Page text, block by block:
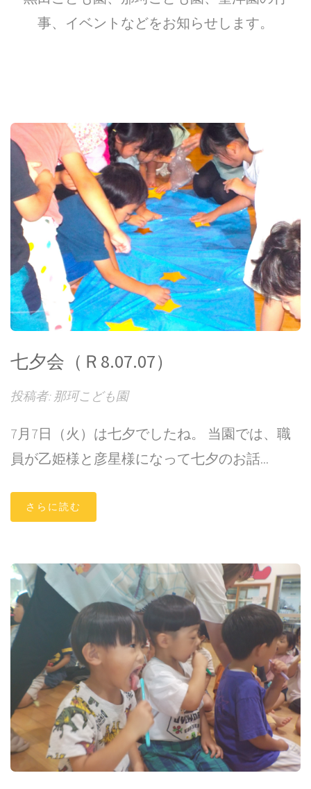
事、イベントなどをお知らせします。
七夕会（Ｒ8.07.07）
投稿者: 那珂こども園
7月7日（火）は七夕でしたね。 当園では、職
員が乙姫様と彦星様になって七夕のお話...
さらに読む